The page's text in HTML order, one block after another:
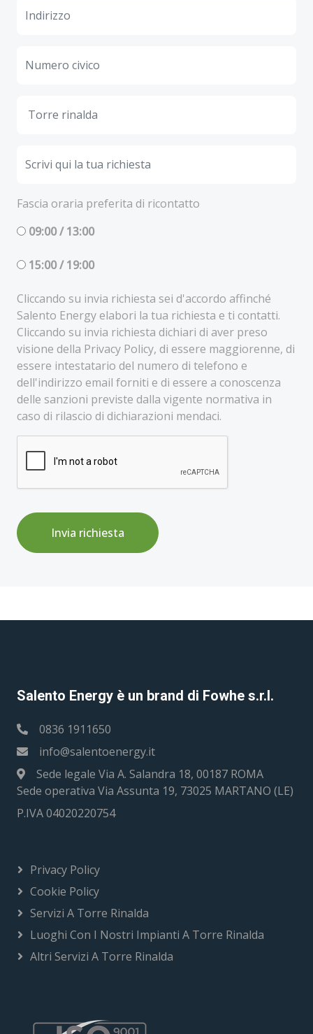
Fascia oraria preferita di ricontatto
09:00 / 13:00
15:00 / 19:00
Cliccando su invia richiesta sei d'accordo affinché
Salento Energy elabori la tua richiesta e ti contatti.
Cliccando su invia richiesta dichiari di aver preso
visione della Privacy Policy, di essere maggiorenne, di
essere intestatario del numero di telefono e
dell'indirizzo email forniti e di essere a conoscenza
delle sanzioni previste dalla vigente normativa in
caso di rilascio di dichiarazioni mendaci.
Invia richiesta
Salento Energy è un brand di Fowhe s.r.l.
0836 1911650
info@salentoenergy.it
Sede legale Via A. Salandra 18, 00187 ROMA
Sede operativa Via Assunta 19, 73025 MARTANO (LE)
P.IVA 04020220754
Privacy Policy
Cookie Policy
Servizi A Torre Rinalda
Luoghi Con I Nostri Impianti A Torre Rinalda
Altri Servizi A Torre Rinalda